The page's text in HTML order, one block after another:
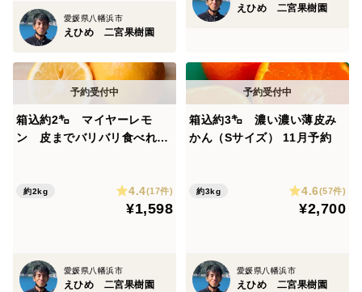
があります。ただし、これらは果実の中味（おいしさ）
には影響ありません。
当園地のみかんは有機質を含む肥料と使うとともにカ
給しています。
さらに海のミネラルを葉っぱめがけて散布することに
ます。
みかんの大きさを仕分けする機械も果実に衝撃を与え
愛媛県八幡浜市
えひめ 二宮果樹園
えひめ 二宮果樹園
箱込約2㌔ マイヤーレモ
ン 皮までバリバリ食べれる
約2kg 4.4(17件)
¥1,598
愛媛県八幡浜市
えひめ 二宮果樹園
箱込約3㌔ 濃い濃い薄皮み
かん（Sサイズ） 11月予約
約3kg 4.6(57件)
¥2,700
愛媛県八幡浜市
えひめ 二宮果樹園